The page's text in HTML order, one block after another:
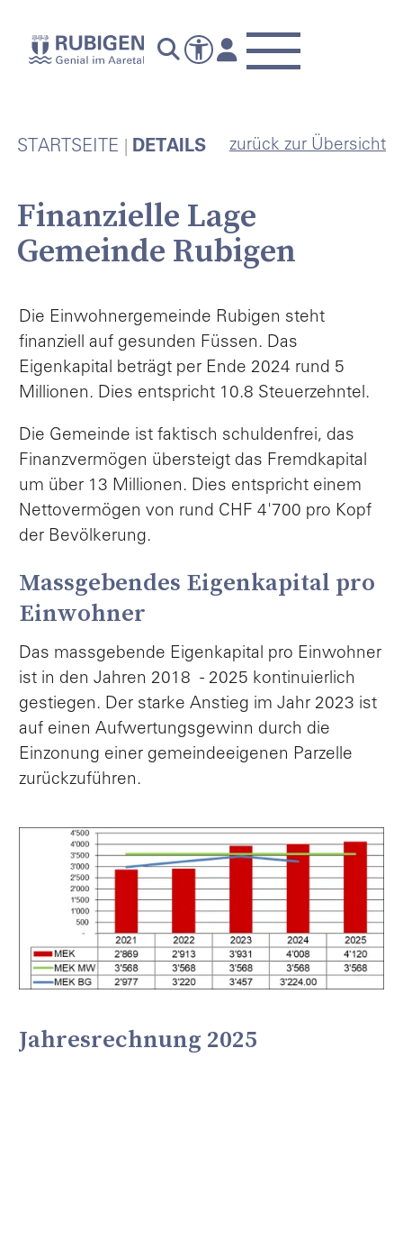
STARTSEITE DETAILS zurück zur Übersicht
Finanzielle Lage
Gemeinde Rubigen
Die Einwohnergemeinde Rubigen steht
finanziell auf gesunden Füssen. Das
Eigenkapital beträgt per Ende 2024 rund 5
Millionen. Dies entspricht 10.8 Steuerzehntel.
Die Gemeinde ist faktisch schuldenfrei, das
Finanzvermögen übersteigt das Fremdkapital
um über 13 Millionen. Dies entspricht einem
Nettovermögen von rund CHF 4'700 pro Kopf
der Bevölkerung.
Massgebendes Eigenkapital pro
Einwohner
Das massgebende Eigenkapital pro Einwohner
ist in den Jahren 2018 - 2025 kontinuierlich
gestiegen. Der starke Anstieg im Jahr 2023 ist
auf einen Aufwertungsgewinn durch die
Einzonung einer gemeindeeigenen Parzelle
zurückzuführen.
Jahresrechnung 2025